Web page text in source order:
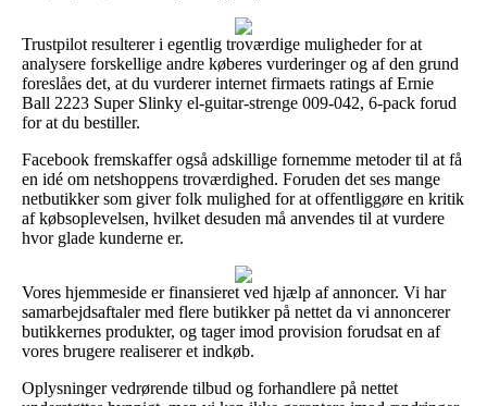
Trustpilot resulterer i egentlig troværdige muligheder for at
analysere forskellige andre køberes vurderinger og af den grund
foreslåes det, at du vurderer internet firmaets ratings af Ernie
Ball 2223 Super Slinky el-guitar-strenge 009-042, 6-pack forud
for at du bestiller.
Facebook fremskaffer også adskillige fornemme metoder til at få
en idé om netshoppens troværdighed. Foruden det ses mange
netbutikker som giver folk mulighed for at offentliggøre en kritik
af købsoplevelsen, hvilket desuden må anvendes til at vurdere
hvor glade kunderne er.
Vores hjemmeside er finansieret ved hjælp af annoncer. Vi har
samarbejdsaftaler med flere butikker på nettet da vi annoncerer
butikkernes produkter, og tager imod provision forudsat en af
vores brugere realiserer et indkøb.
Oplysninger vedrørende tilbud og forhandlere på nettet